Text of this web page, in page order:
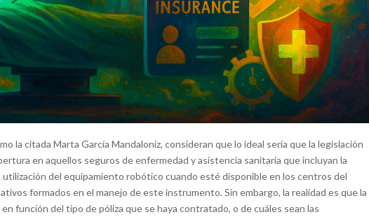
la citada Marta García Mandaloniz, consideran que lo ideal sería que la legislación
en aquellos seguros de enfermedad y asistencia sanitaria que incluyan la
utilización del equipamiento robótico cuando esté disponible en los centros del
formados en el manejo de este instrumento. Sin embargo, la realidad es que la
función del tipo de póliza que se haya contratado, o de cuáles sean las